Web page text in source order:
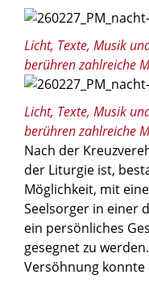
Licht, Texte, Musik
berühren zahlreiche
Licht, Texte, Musik
berühren zahlreiche
Nach der
der Liturgie ist,
Möglichkeit, mit
Seelsorger in einer
ein persönliches
gesegnet zu
Versöhnung